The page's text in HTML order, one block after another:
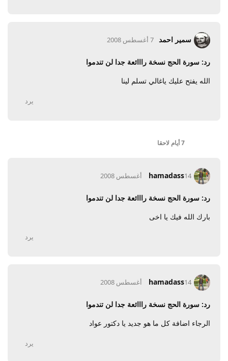
سمير احمد 7 أغسطس 2008
رد: سورة الحج نسخة رااائعة جدا لن تندموا
الله يفتح عليك ياغالي تسلم لينا
يرد
7 أيام لاحقا
hamadass14 أغسطس 2008
رد: سورة الحج نسخة رااائعة جدا لن تندموا
بارك الله فيك يا اخى
يرد
hamadass14 أغسطس 2008
رد: سورة الحج نسخة رااائعة جدا لن تندموا
الرجاء اضافة كل ما هو جديد يا دكتور عواد
يرد